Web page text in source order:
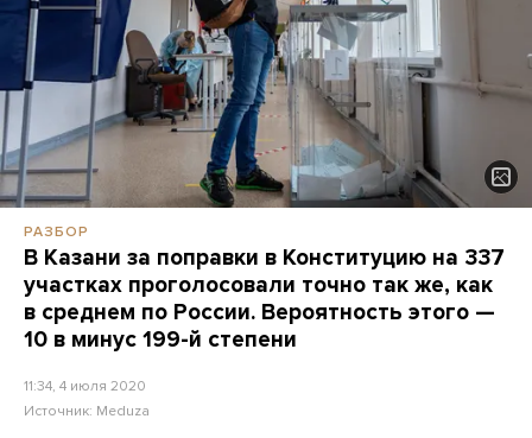
РАЗБОР
В Казани за поправки в Конституцию на 337
участках проголосовали точно так же, как
в среднем по России. Вероятность этого —
10 в минус 199-й степени
11:34, 4 июля 2020
Источник: Meduza